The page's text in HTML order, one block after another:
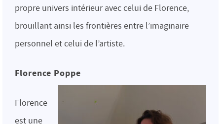
propre univers intérieur avec celui de Florence,
brouillant ainsi les frontières entre l’imaginaire
personnel et celui de l’artiste.
Florence Poppe
Florence
est une